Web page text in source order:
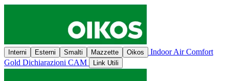
Interni Esterni Smalti Mazzette Oikos
Indoor Air Comfort
Gold Dichiarazioni CAM Link Utili